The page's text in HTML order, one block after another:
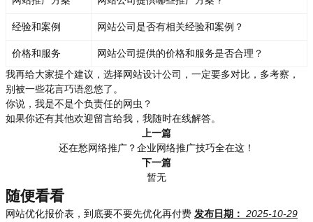
经验和案例 网站公司是否有相关经验和案例？
价格和服务
网站公司提供的价格和服务是否合理？
我再给大家提个建议，选择网站设计公司，一定要多对比，多考察，
别被一些花言巧语忽悠了。
你说，我是不是个负责任的网虫？
如果你还有其他欢迎留言给我，我随时在线解答。
上一篇
还在愁网络推广？企业网络推广技巧全在这！
下一篇
暂无
随便看看
网站优化报价表，到底要不要先优化再付费 发布日期： 2025-10-29